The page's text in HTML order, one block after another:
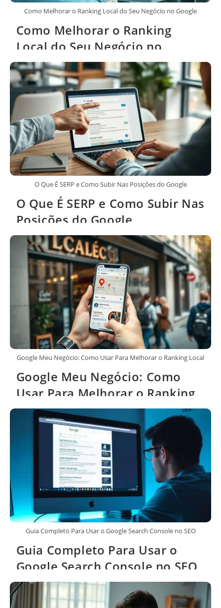
Como Melhorar o Ranking Local do Seu Negócio no Google
Como Melhorar o Ranking
Local do Seu Negócio no
Google
O Que É SERP e Como Subir Nas Posições do Google
O Que É SERP e Como Subir Nas
Posições do Google
Google Meu Negócio: Como Usar Para Melhorar o Ranking Local
Google Meu Negócio: Como
Usar Para Melhorar o Ranking
Local
Guia Completo Para Usar o Google Search Console no SEO
Guia Completo Para Usar o
Google Search Console no SEO